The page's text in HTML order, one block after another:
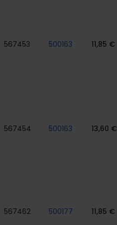
567453 500163 11,85 €
567454 500163 13,60 €
567462 500177 11,85 €